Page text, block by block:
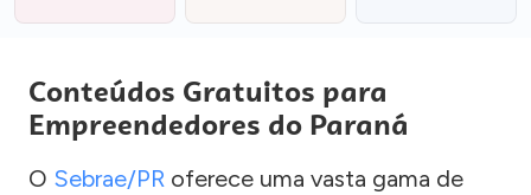
Conteúdos Gratuitos para
Empreendedores do Paraná
O Sebrae/PR oferece uma vasta gama de